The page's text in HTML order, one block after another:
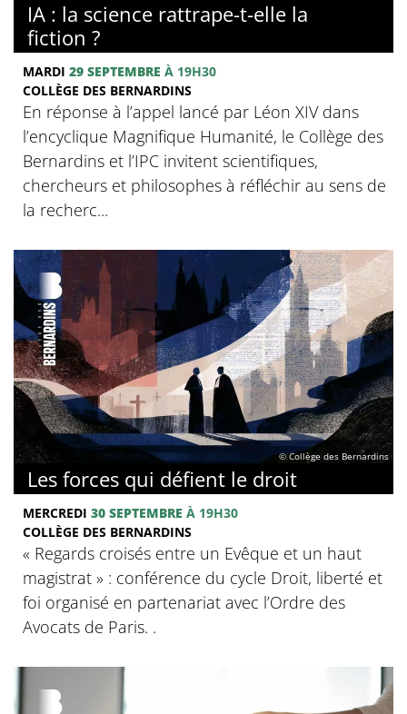
IA : la science rattrape-t-elle la
fiction ?
MARDI 29 SEPTEMBRE À 19H30
COLLÈGE DES BERNARDINS
En réponse à l’appel lancé par Léon XIV dans
l’encyclique Magnifique Humanité, le Collège des
Bernardins et l’IPC invitent scientifiques,
chercheurs et philosophes à réfléchir au sens de
la recherc...
© Collège des Bernardins
Les forces qui défient le droit
MERCREDI 30 SEPTEMBRE À 19H30
COLLÈGE DES BERNARDINS
« Regards croisés entre un Evêque et un haut
magistrat » : conférence du cycle Droit, liberté et
foi organisé en partenariat avec l’Ordre des
Avocats de Paris. .